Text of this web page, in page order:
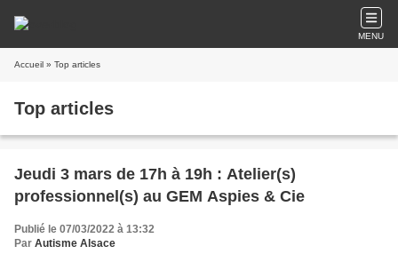
MENU
Accueil » Top articles
Top articles
Jeudi 3 mars de 17h à 19h : Atelier(s)
professionnel(s) au GEM Aspies & Cie
Publié le 07/03/2022 à 13:32
Par Autisme Alsace